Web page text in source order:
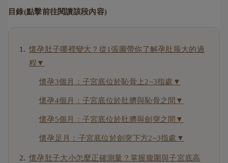
目錄(點擊前往閱讀該段內容)
懷孕肚子哪裡變大？從1張圖帶你了解孕肚脹大的過
程▼
懷孕3個月：子宮底位於恥骨上2~3指處▼
懷孕4個月：子宮底位於肚臍與恥骨之間▼
懷孕5個月：子宮底位於肚臍與劍突之間▼
懷孕足月：子宮底位於劍突下方2~3指處▼
懷孕肚子大小怎麼正確測量？掌握腹圍與子宮底高